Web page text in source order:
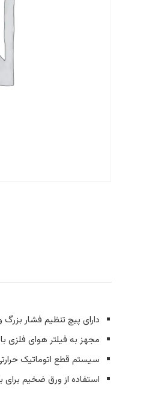
دارای پیچ تنظیم فشار بزرگ
مجهز به فیلتر هوای فلزی
سیستم قطع اتوماتیک
استفاده از ورق ضخیم